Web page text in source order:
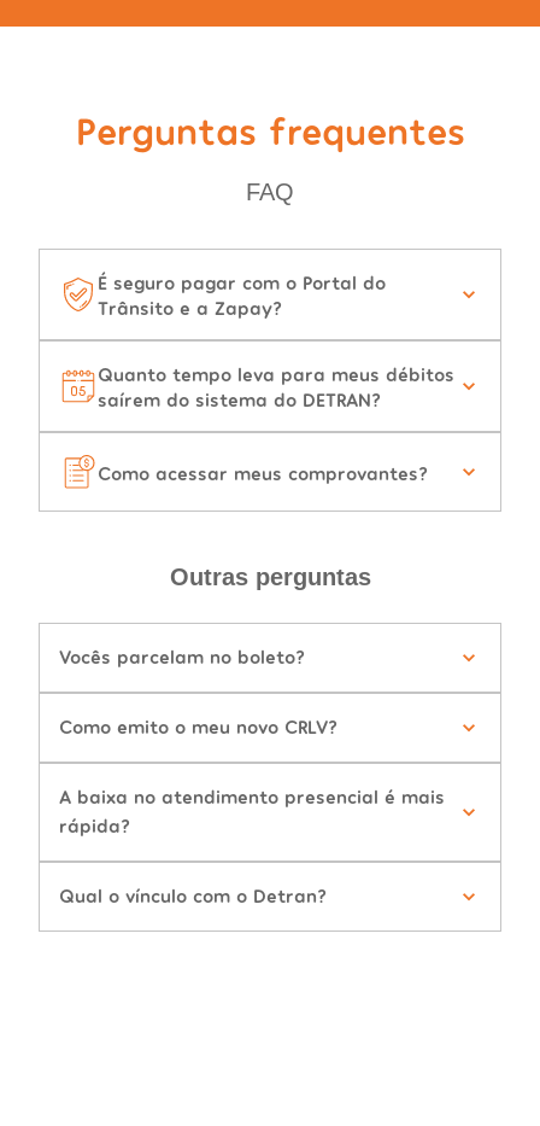
Perguntas frequentes
FAQ
É seguro pagar com o Portal do
Trânsito e a Zapay?
Quanto tempo leva para meus débitos
saírem do sistema do DETRAN?
Como acessar meus comprovantes?
Outras perguntas
Vocês parcelam no boleto?
Como emito o meu novo CRLV?
A baixa no atendimento presencial é mais
rápida?
Qual o vínculo com o Detran?